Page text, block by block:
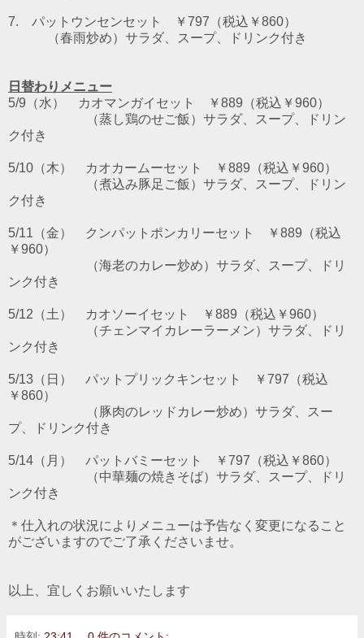
7. パットウンセンセット ￥797（税込￥860）
（春雨炒め）サラダ、スープ、ドリンク付き
日替わりメニュー
5/9（水） カオマンガイセット ￥889（税込￥960）
（蒸し鶏のせご飯）サラダ、スープ、ドリン
ク付き
5/10（木） カオカームーセット ￥889（税込￥960）
（煮込み豚足ご飯）サラダ、スープ、ドリン
ク付き
5/11（金） クンパットポンカリーセット ￥889（税込
￥960）
（海老のカレー炒め）サラダ、スープ、ドリ
ンク付き
5/12（土） カオソーイセット ￥889（税込￥960）
（チェンマイカレーラーメン）サラダ、ドリ
ンク付き
5/13（日） パットプリックキンセット ￥797（税込
￥860）
（豚肉のレッドカレー炒め）サラダ、スー
プ、ドリンク付き
5/14（月） パットバミーセット ￥797（税込￥860）
（中華麺の焼きそば）サラダ、スープ、ドリ
ンク付き
＊仕入れの状況によりメニューは予告なく変更になること
がございますのでご了承くださいませ。
以上、宜しくお願いいたします